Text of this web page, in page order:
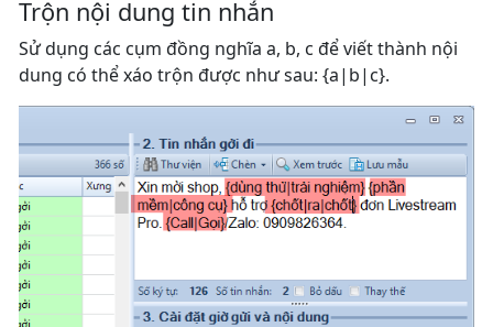
Trộn nội dung tin nhắn
Sử dụng các cụm đồng nghĩa a, b, c để viết thành nội
dung có thể xáo trộn được như sau: {a|b|c}.